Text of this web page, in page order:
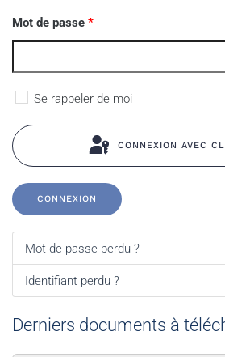
Mot de passe *
Se rappeler de moi
CONNEXION AVEC
CONNEXION
Mot de passe perdu ?
Identifiant perdu ?
Derniers documents à